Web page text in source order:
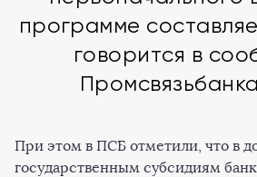
программе
говорится в
При этом в ПСБ отметили, что в
государственным субсидиям